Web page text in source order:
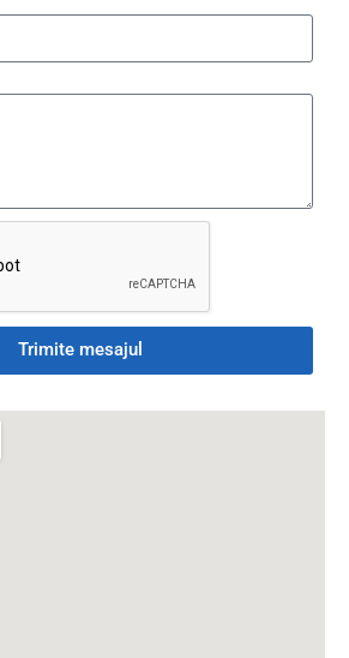
Trimite mesajul